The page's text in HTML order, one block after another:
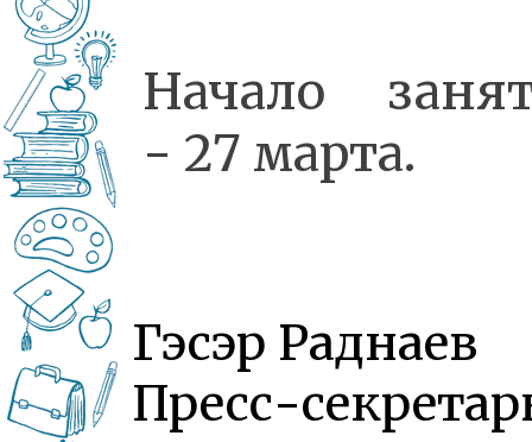
Начало
- 27 марта.
Гэсэр Раднаев
Пресс-